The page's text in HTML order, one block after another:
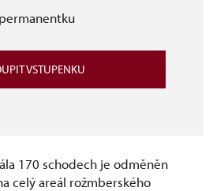
VSTUPENKU
170 schodech je odměněn
celý areál rožmberského